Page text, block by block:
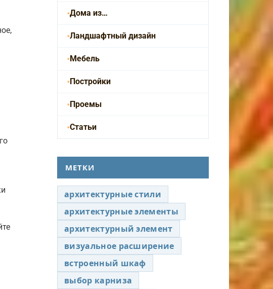
Дома из…
Ландшафтный дизайн
Мебель
Постройки
Проемы
Статьи
МЕТКИ
архитектурные стили
архитектурные элементы
архитектурный элемент
визуальное расширение
встроенный шкаф
выбор карниза